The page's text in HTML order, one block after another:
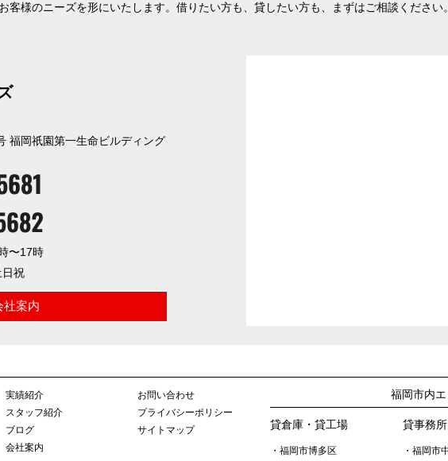
客様のニーズを形にいたします。借りたい方も、貸したい方も、まずはご相談ください。
福岡祇園第一生命ビルディング
〜17時
日祝
社案内
実績紹介
スタッフ紹介
ブログ
会社案内
お問い合わせ
プライバシーポリシー
サイトマップ
福岡市内
貸倉庫・貸工場
・福岡市博多区
貸事務所
・福岡市